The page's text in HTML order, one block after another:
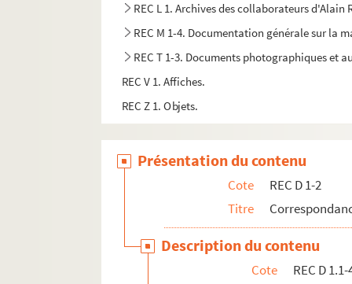
REC L 1. Archives des collaborateurs d'Alain
REC M 1-4. Documentation générale sur la
REC T 1-3. Documents photographiques et
REC V 1. Affiches.
REC Z 1. Objets.
Présentation du contenu
Cote
REC D 1-2
Titre
Description du contenu
Cote
REC D